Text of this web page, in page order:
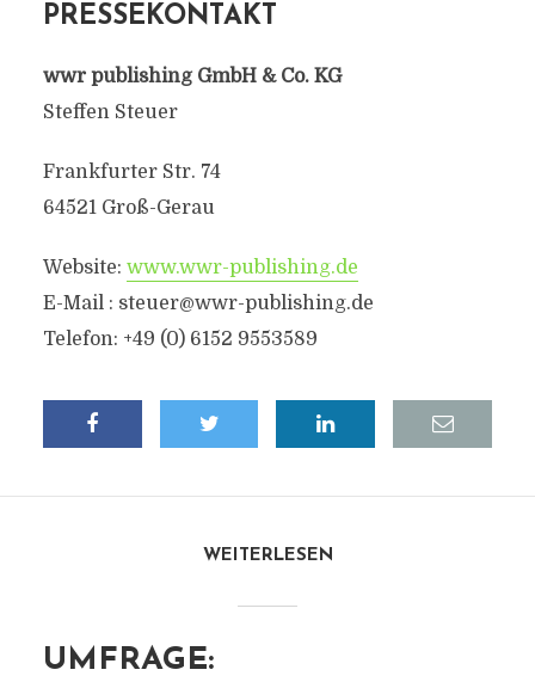
PRESSEKONTAKT
wwr publishing GmbH & Co. KG
Steffen Steuer
Frankfurter Str. 74
64521 Groß-Gerau
Website: www.wwr-publishing.de
E-Mail : steuer@wwr-publishing.de
Telefon: +49 (0) 6152 9553589
WEITERLESEN
UMFRAGE: